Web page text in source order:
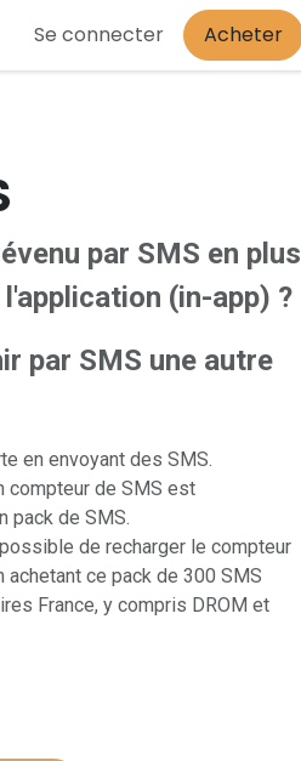
Se connecter Acheter
par SMS en plus
(in-app) ?
par SMS une autre
en envoyant des SMS.
compteur de SMS est
pack de SMS.
de recharger le compteur
achetant ce pack de 300 SMS
France, y compris DROM et